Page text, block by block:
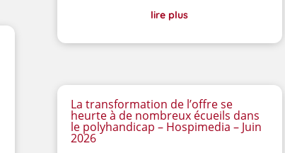
lire plus
La transformation de l’offre se
heurte à de nombreux écueils dans
le polyhandicap – Hospimedia – Juin
2026